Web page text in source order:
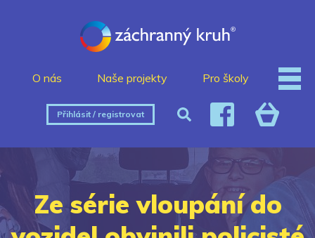
O nás Naše projekty Pro školy
Přihlásit / registrovat
Ze série vloupání do